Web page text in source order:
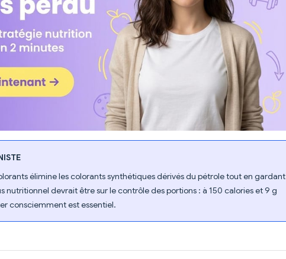
élimine les colorants synthétiques dérivés du pétrole tout en gardant
nutritionnel devrait être sur le contrôle des portions : à 150 calories et 9 g
consciemment est essentiel.